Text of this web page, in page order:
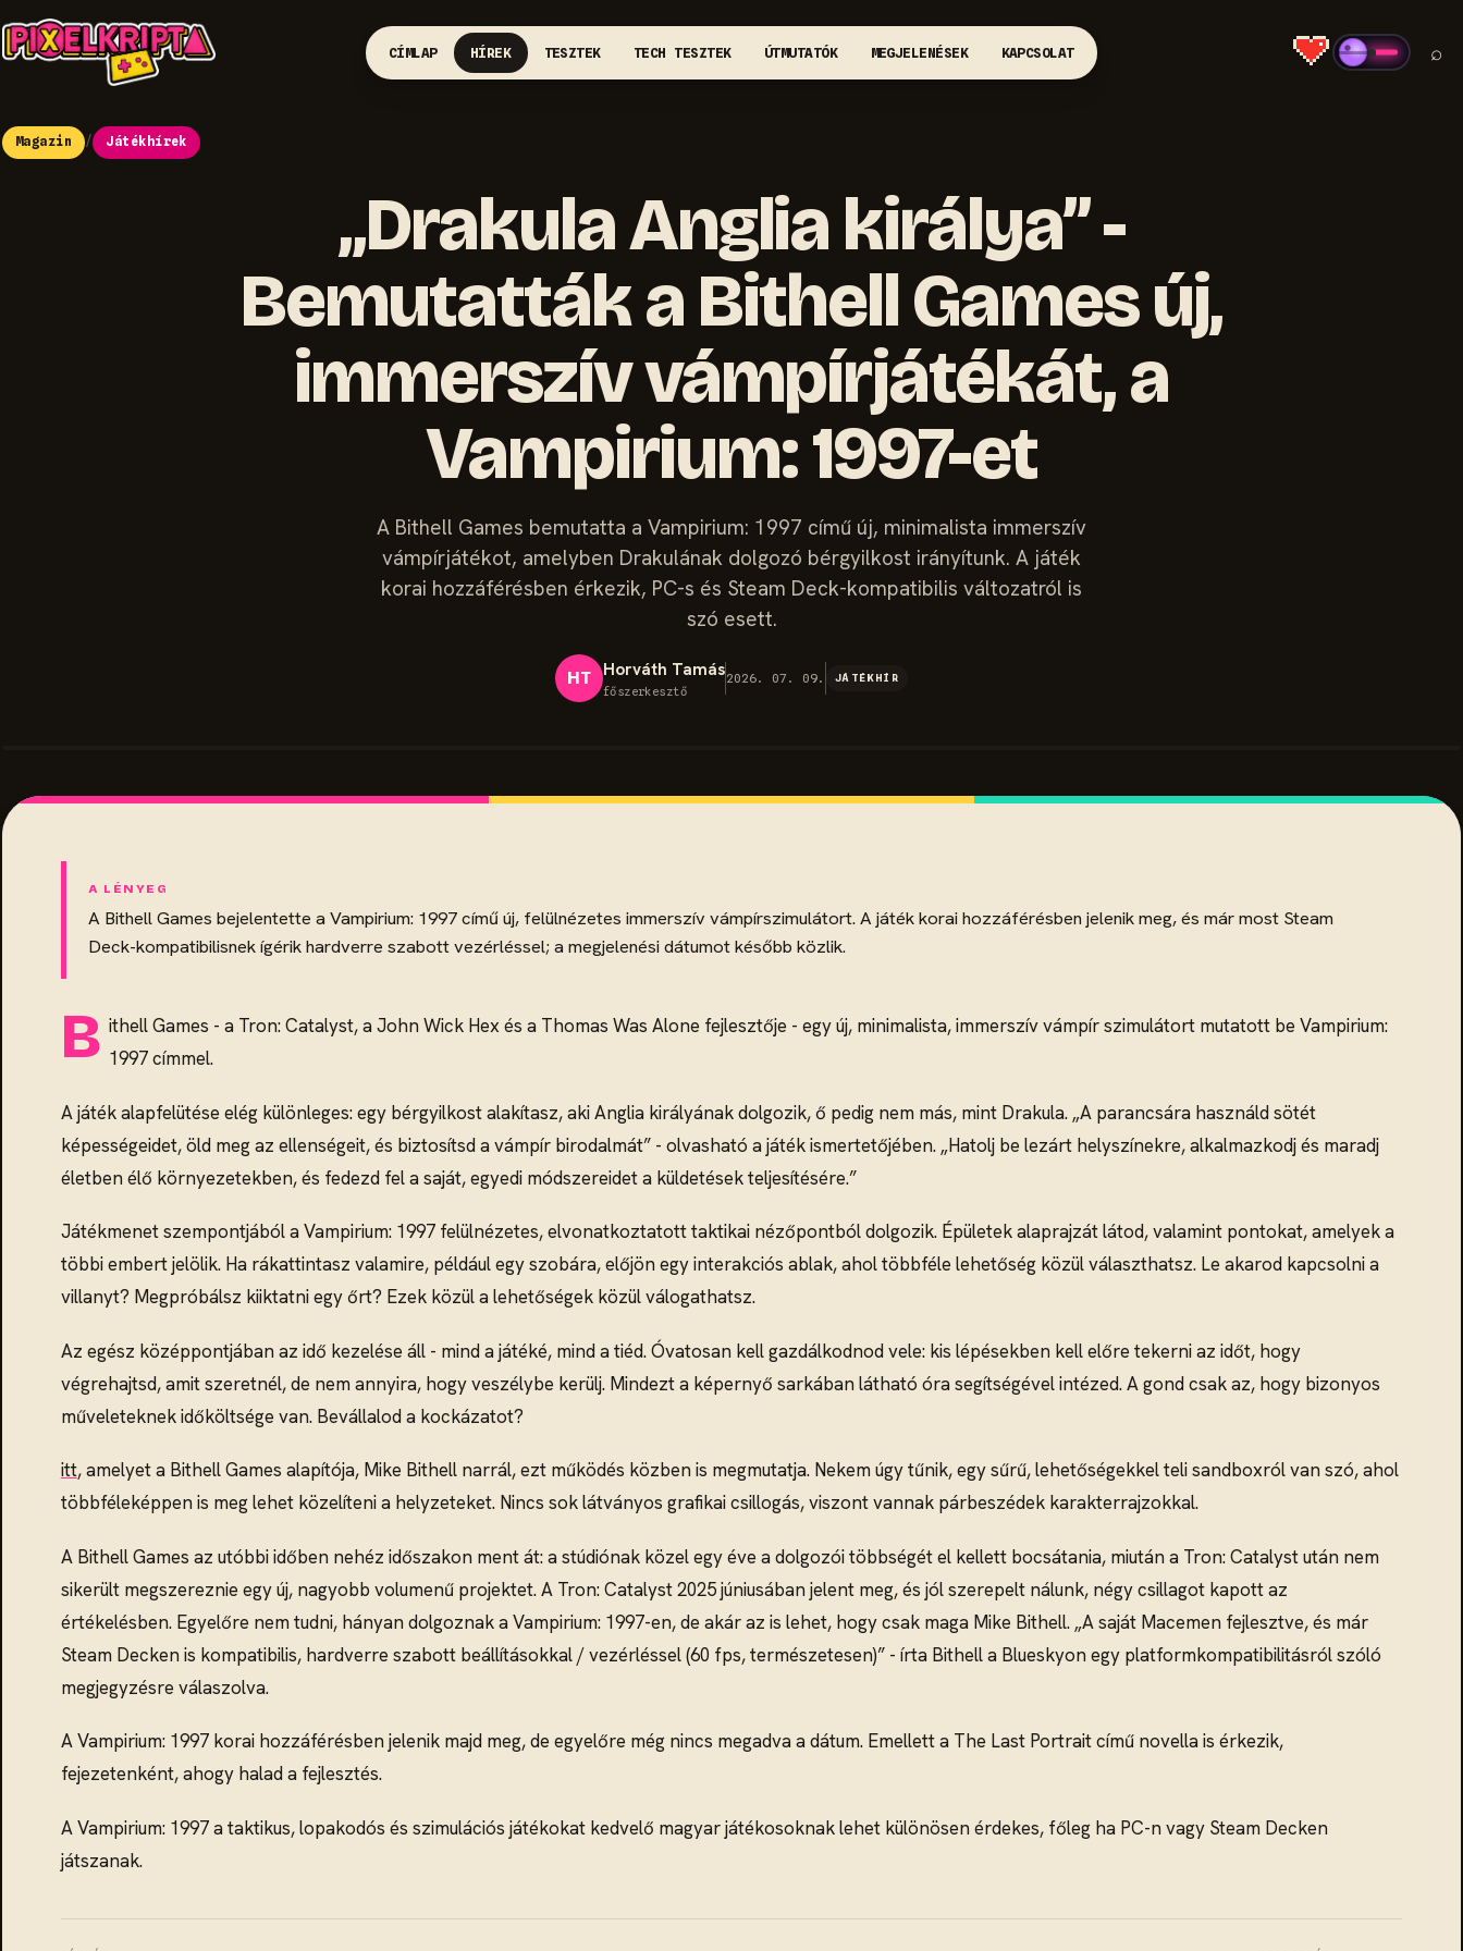
CÍMLAP HÍREK TESZTEK TECH TESZTEK ÚTMUTATÓK MEGJELENÉSEK KAPCSOLAT ⌕
Magazin / Játékhírek
„Drakula Anglia királya” -
Bemutatták a Bithell Games új,
immerszív vámpírjátékát, a
Vampirium: 1997-et
A Bithell Games bemutatta a Vampirium: 1997 című új, minimalista immerszív
vámpírjátékot, amelyben Drakulának dolgozó bérgyilkost irányítunk. A játék
korai hozzáférésben érkezik, PC-s és Steam Deck-kompatibilis változatról is
szó esett.
HT Horváth Tamás
főszerkesztő
2026. 07. 09. JÁTÉKHÍR
A Bithell Games bejelentette a Vampirium: 1997 című új, felülnézetes immerszív vámpírszimulátort. A játék korai hozzáférésben jelenik meg, és már most Steam
Deck-kompatibilisnek ígérik hardverre szabott vezérléssel; a megjelenési dátumot később közlik.
B ithell Games - a Tron: Catalyst, a John Wick Hex és a Thomas Was Alone fejlesztője - egy új, minimalista, immerszív vámpír szimulátort mutatott be Vampirium:
1997 címmel.
A játék alapfelütése elég különleges: egy bérgyilkost alakítasz, aki Anglia királyának dolgozik, ő pedig nem más, mint Drakula. „A parancsára használd sötét
képességeidet, öld meg az ellenségeit, és biztosítsd a vámpír birodalmát” - olvasható a játék ismertetőjében. „Hatolj be lezárt helyszínekre, alkalmazkodj és maradj
életben élő környezetekben, és fedezd fel a saját, egyedi módszereidet a küldetések teljesítésére.”
Játékmenet szempontjából a Vampirium: 1997 felülnézetes, elvonatkoztatott taktikai nézőpontból dolgozik. Épületek alaprajzát látod, valamint pontokat, amelyek a
többi embert jelölik. Ha rákattintasz valamire, például egy szobára, előjön egy interakciós ablak, ahol többféle lehetőség közül választhatsz. Le akarod kapcsolni a
villanyt? Megpróbálsz kiiktatni egy őrt? Ezek közül a lehetőségek közül válogathatsz.
Az egész középpontjában az idő kezelése áll - mind a játéké, mind a tiéd. Óvatosan kell gazdálkodnod vele: kis lépésekben kell előre tekerni az időt, hogy
végrehajtsd, amit szeretnél, de nem annyira, hogy veszélybe kerülj. Mindezt a képernyő sarkában látható óra segítségével intézed. A gond csak az, hogy bizonyos
műveleteknek időköltsége van. Bevállalod a kockázatot?
itt, amelyet a Bithell Games alapítója, Mike Bithell narrál, ezt működés közben is megmutatja. Nekem úgy tűnik, egy sűrű, lehetőségekkel teli sandboxról van szó, ahol
többféleképpen is meg lehet közelíteni a helyzeteket. Nincs sok látványos grafikai csillogás, viszont vannak párbeszédek karakterrajzokkal.
A Bithell Games az utóbbi időben nehéz időszakon ment át: a stúdiónak közel egy éve a dolgozói többségét el kellett bocsátania, miután a Tron: Catalyst után nem
sikerült megszereznie egy új, nagyobb volumenű projektet. A Tron: Catalyst 2025 júniusában jelent meg, és jól szerepelt nálunk, négy csillagot kapott az
értékelésben. Egyelőre nem tudni, hányan dolgoznak a Vampirium: 1997-en, de akár az is lehet, hogy csak maga Mike Bithell. „A saját Macemen fejlesztve, és már
Steam Decken is kompatibilis, hardverre szabott beállításokkal / vezérléssel (60 fps, természetesen)” - írta Bithell a Blueskyon egy platformkompatibilitásról szóló
megjegyzésre válaszolva.
A Vampirium: 1997 korai hozzáférésben jelenik majd meg, de egyelőre még nincs megadva a dátum. Emellett a The Last Portrait című novella is érkezik,
fejezetenként, ahogy halad a fejlesztés.
A Vampirium: 1997 a taktikus, lopakodós és szimulációs játékokat kedvelő magyar játékosoknak lehet különösen érdekes, főleg ha PC-n vagy Steam Decken
játszanak.